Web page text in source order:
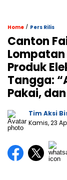
Home / Pers Rilis
Canton
Produk
Tangga:
Pakai,
Tim Aksi
Kamis, 23